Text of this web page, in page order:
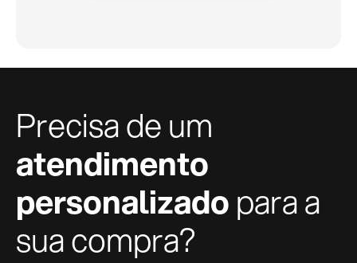
Precisa de um
atendimento
personalizadopara a
sua compra?